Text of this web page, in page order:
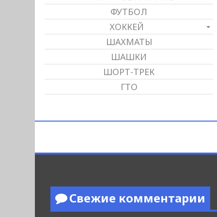
ФУТБОЛ
ХОККЕЙ
ШАХМАТЫ
ШАШКИ
ШОРТ-ТРЕК
ГТО
Свежие комментарии